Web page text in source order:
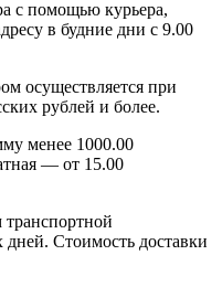
с помощью курьера,
в будние дни с 9.00
осуществляется при
рублей и более.
менее 1000.00
— от 15.00
транспортной
дней. Стоимость доставки